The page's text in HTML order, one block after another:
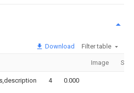
Download Filter table
Image
4 0.000